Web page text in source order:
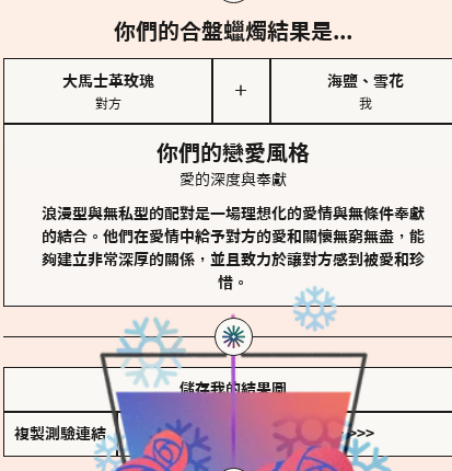
你們的合盤蠟燭結果是...
大馬士革玫瑰
對方
＋
海鹽、雪花
我
你們的戀愛風格
愛的深度與奉獻
浪漫型與無私型的配對是一場理想化的愛情與無條件奉獻
的結合。他們在愛情中給予對方的愛和關懷無窮無盡，能
夠建立非常深厚的關係，並且致力於讓對方感到被愛和珍
惜。
儲存我的結果圖
複製測驗連結 查看香氛類型全解析 >>>